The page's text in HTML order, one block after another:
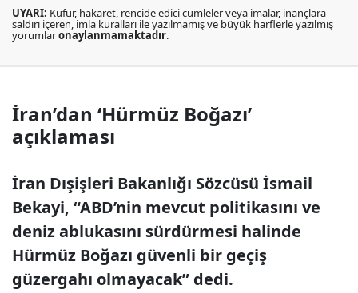
UYARI: Küfür, hakaret, rencide edici cümleler veya imalar, inançlara
saldırı içeren, imla kuralları ile yazılmamış ve büyük harflerle yazılmış
yorumlaronaylanmamaktadır.
İran’dan ‘Hürmüz Boğazı’
açıklaması
İran Dışişleri Bakanlığı Sözcüsü İsmail
Bekayi, “ABD’nin mevcut politikasını ve
deniz ablukasını sürdürmesi halinde
Hürmüz Boğazı güvenli bir geçiş
güzergahı olmayacak” dedi.